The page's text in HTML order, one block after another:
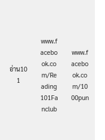
อ่าน10
1
www.f
acebo
ok.co
m/Re
ading
101Fa
nclub
www.f
acebo
ok.co
m/10
00pun